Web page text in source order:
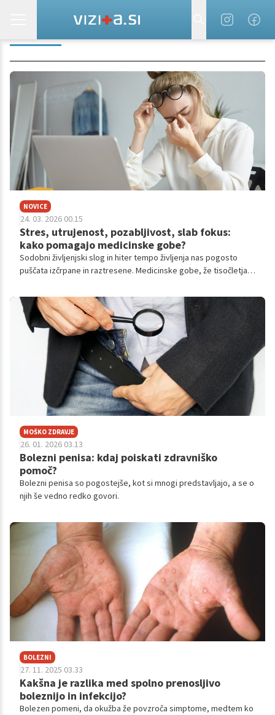
NOVICE
24. 03. 2026 00.15
Stres, utrujenost, pozabljivost, slab fokus:
kako pomagajo medicinske gobe?
Sodobni življenjski slog in hiter tempo življenja nas pogosto
puščata izčrpane in raztresene. Medicinske gobe, že tisočletja
pridobivajo veljavo kot učinkovita naravna rešitev za številne
težave sodobnega sveta. Odkrijte, kako lahko s pravo izbiro
kvalitetnih naravnih ekstraktov ponovno vzpostavite notranje
ravnovesje in mentalno ostrino.
MOŠKO ZDRAVJE
26. 01. 2026 03.13
Bolezni penisa: kdaj poiskati zdravniško
pomoč?
Bolezni penisa so pogostejše, kot si mnogi predstavljajo, a se o
njih še vedno redko govori.
BOLEZNI
27. 11. 2025 03.33
Kakšna je razlika med spolno prenosljivo
boleznijo in infekcijo?
Bolezen pomeni, da okužba že povzroča simptome, medtem ko